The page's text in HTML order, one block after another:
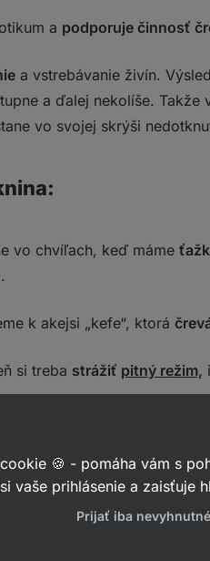
a podporuje činnosť
a vstrebávanie živín.
a ďalej nekolíše.
vo svojej skrýši
vo chvíľach, keď máme
k akejsi „kefe“, ktorá
si treba strážiť pitný režim,
sme ideálne mali
úrad pre bezpečnosť
🍪 - pomáha vám s
vaše prihlásenie a zaisťuje
Prijať iba nevyhnutné